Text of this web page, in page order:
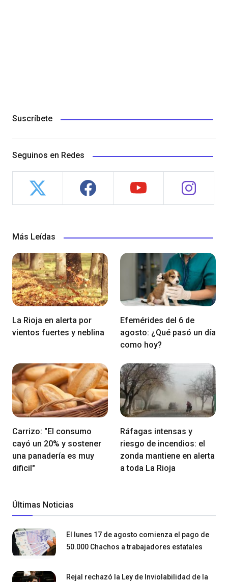
Suscríbete
Seguinos en Redes
Más Leídas
La Rioja en alerta por
vientos fuertes y neblina
Efemérides del 6 de
agosto: ¿Qué pasó un día
como hoy?
Carrizo: "El consumo
cayó un 20% y sostener
una panadería es muy
dificil"
Ráfagas intensas y
riesgo de incendios: el
zonda mantiene en alerta
a toda La Rioja
Últimas Noticias
El lunes 17 de agosto comienza el pago de
50.000 Chachos a trabajadores estatales
Rejal rechazó la Ley de Inviolabilidad de la